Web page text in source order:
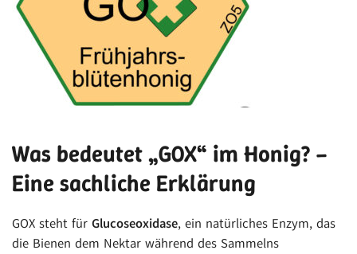
Was bedeutet „GOX“ im Honig? –
Eine sachliche Erklärung
GOX steht für Glucoseoxidase, ein natürliches Enzym, das
die Bienen dem Nektar während des Sammelns